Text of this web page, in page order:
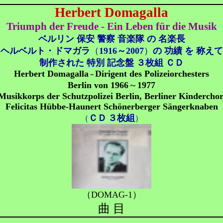
Herbert Domagalla
Triumph der Freude - Ein Leben für die Musik
ベルリン保安警察 音楽隊 の 名楽長
ヘルベルト・ドマガラ （ 1916～2007） の 功績 を 称えて
制作された 特別 記念盤 ３枚組 ＣＤ
Herbert Domagalla － Dirigent des Polizeiorchesters
Berlin von 1966～ 1977
der Schutzpolizei Berlin, Berliner
Felicitas Hübbe-Haunert Schönerberger Sängerknaben
（ ＣＤ ３枚組 ）
（DOMAG-1）
曲 目